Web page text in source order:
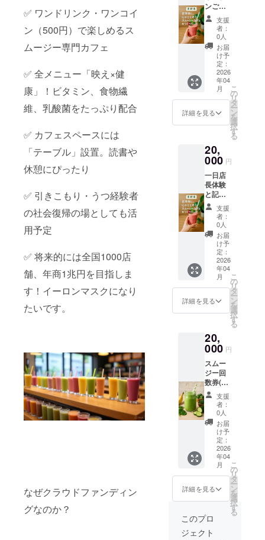
✅ ワンドリンク・ワンコイ
ン（500円）で楽しめるス
ムージー専門カフェ
✅ 全メニュー「映え×健
康」！ビタミン、食物繊
維、乳酸菌をたっぷり配合
✅ カフェスペースには
「テーブル」設置。読書や
休憩にぴったり
✅ 引きこもり・うつ経験者
の社会復帰の場としても活
用予定
✅ 将来的には全国1000店
舗、年商1兆円を目指しま
す！イーロンマスクになり
たいです。
なぜクラウドファンディン
グなのか？
ンご招
待(限定
20名
様)。支
援者様
の交通
費や滞
在費：
支援者
様の交
通費や
滞在費
は各自
でご負
さい。
詳細は
追って
ご連絡
いたし
ます。
支援
者：
0人
お届
け予
定：
2026
年04
月
詳細を見る
こ
の
リ
タ
ー
ン
を
選
択
す
る
20,
000 円
一日店
長体験
と記念
写真。
支援者
様の交
通費や
滞在
費：支
援者様
の交通
費や滞
在費は
各自で
ご負担
くださ
細は
追って
ご連絡
いたし
ます。
スムー
ヤス
ムー
ジーを
一緒に
育てて
くれる
仲間、
募集。
支援
者：
0人
お届
け予
定：
2026
年04
月
詳細を見る
こ
の
リ
タ
ー
ン
を
選
択
す
る
20,
000 円
スムー
ジー回
数券(12
杯分)を
提供い
たしま
す。有
効期限
は2026
年4月〜
9月末
迄。ス
ムー
ジー革
命は、
あなた
の応援
で完成
する。
支援
者：
0人
お届
け予
定：
2026
年04
月
詳細を見る
こ
の
リ
タ
ー
ン
を
選
択
す
る
このプロ
ジェクト